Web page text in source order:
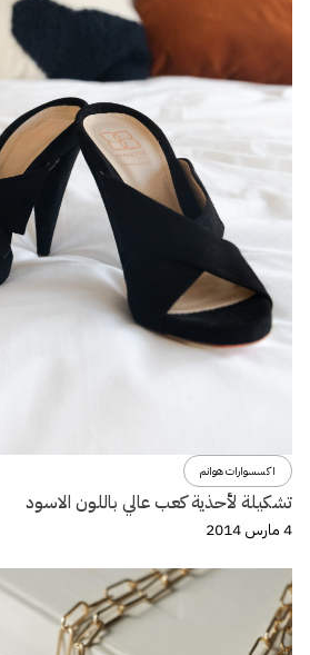
اكسسوارات هوانم
تشكيلة لأحذية كعب عالي باللون الاسود
4 مارس 2014